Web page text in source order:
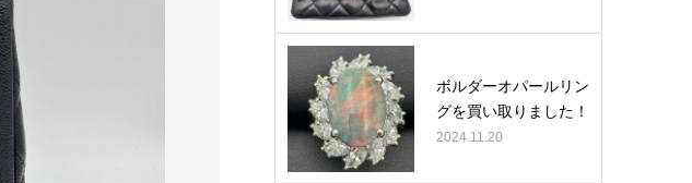
ボルダーオパールリン
グを買い取りました！
2024.11.20